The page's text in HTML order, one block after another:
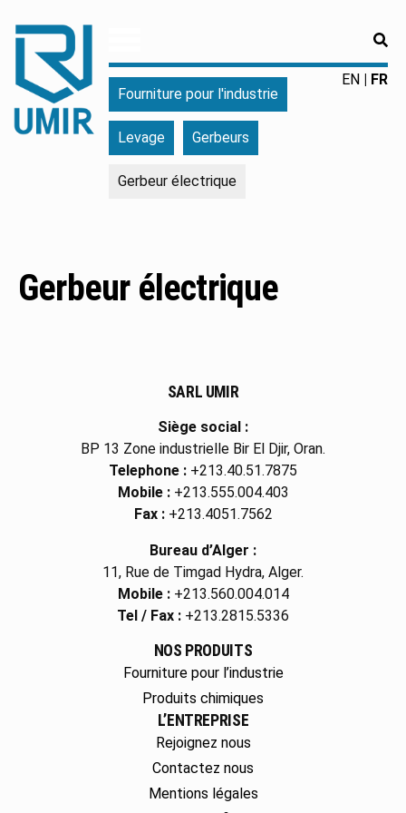
Fourniture
pour
l'industrie
chimiques
EN
FR
Fourniture pour l'industrie
Levage Gerbeurs
Gerbeur électrique
Gerbeur électrique
SARL UMIR
Siège social :
BP 13 Zone industrielle Bir El Djir, Oran.
Telephone : +213.40.51.7875
Mobile :+213.555.004.403
Fax :+213.4051.7562
Bureau d’Alger :
11, Rue de Timgad Hydra, Alger.
Mobile :+213.560.004.014
Tel / Fax : +213.2815.5336
NOS PRODUITS
Fourniture pour l’industrie
Produits chimiques
L’ENTREPRISE
Rejoignez nous
Contactez nous
Mentions légales